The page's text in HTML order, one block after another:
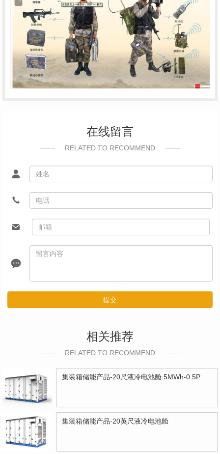
在线留言
RELATED TO RECOMMEND
提交
相关推荐
RELATED TO RECOMMEND
集装箱储能产品-20尺液冷电池舱:5MWh-0.5P
集装箱储能产品-20英尺液冷电池舱